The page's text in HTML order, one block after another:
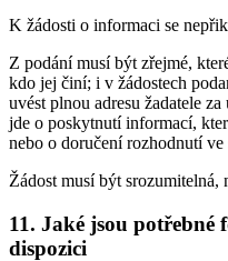
K žádosti o informaci se
Z podání musí být zřejmé,
kdo jej činí; i v žádostech
uvést plnou adresu žadatele
jde o poskytnutí informací,
nebo o doručení rozhodnutí
Žádost musí být
11. Jaké jsou potřebné
dispozici